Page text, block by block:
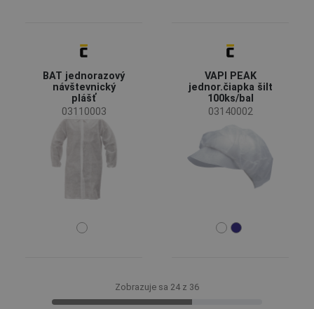
BAT jednorazový
návštevnický
plášť
03110003
VAPI PEAK
jednor.čiapka šilt
100ks/bal
03140002
Zobrazuje sa 24 z 36